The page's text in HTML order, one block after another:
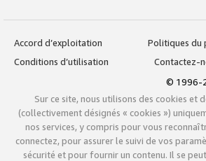
Accord d’exploitation
Politiques du
Conditions d’utilisation
Contactez-
© 1996-
Sur ce site, nous utilisons des cookies et
(collectivement désignés « cookies »)
nos services, y compris pour vous
connectez, pour assurer le suivi de vos
sécurité et pour fournir un contenu. Il se